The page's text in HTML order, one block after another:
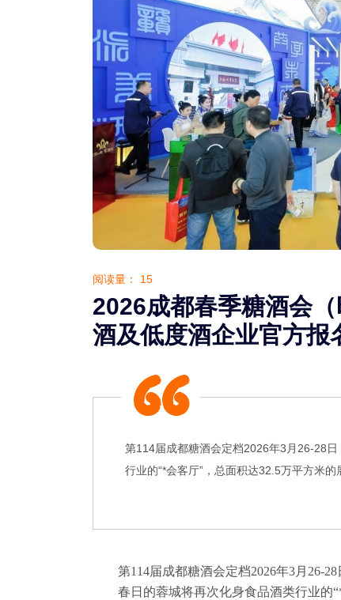
阅读量： 15
2026成都春季糖酒会
酒及低度酒企业官方报
第114届成都糖酒会定档2026年3月26-28
行业的“*会客厅”，总面积达32.5万平方米
第114届成都糖酒会定档2026年3月26-
春日的蓉城将再次化身食品酒类行业的